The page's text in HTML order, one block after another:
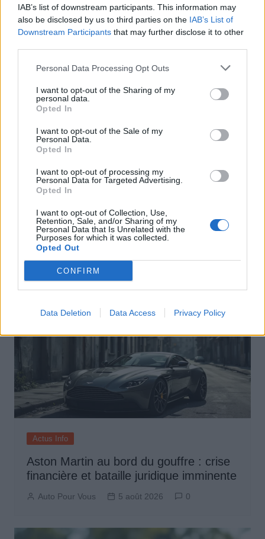
IAB’s list of downstream participants. This information may
also be disclosed by us to third parties on the IAB’s List of
Downstream Participants that may further disclose it to other
Personal Data Processing Opt Outs
I want to opt-out of the Sharing of my
personal data.
Opted In
I want to opt-out of the Sale of my
Personal Data.
Opted In
I want to opt-out of processing my
Personal Data for Targeted Advertising.
Opted In
I want to opt-out of Collection, Use,
Retention, Sale, and/or Sharing of my
Personal Data that Is Unrelated with the
Purposes for which it was collected.
Opted Out
CONFIRM
Data Deletion Data Access Privacy Policy
Auto Pour Vous 5 août 2026 0
Actus Info
Pourquoi le bouton start/stop disparaît
des voitures électriques
Auto Pour Vous
Actus Info
Aston Martin au bord du gouffre : crise
financière et bataille juridique imminente
Auto Pour Vous 5 août 2026 0